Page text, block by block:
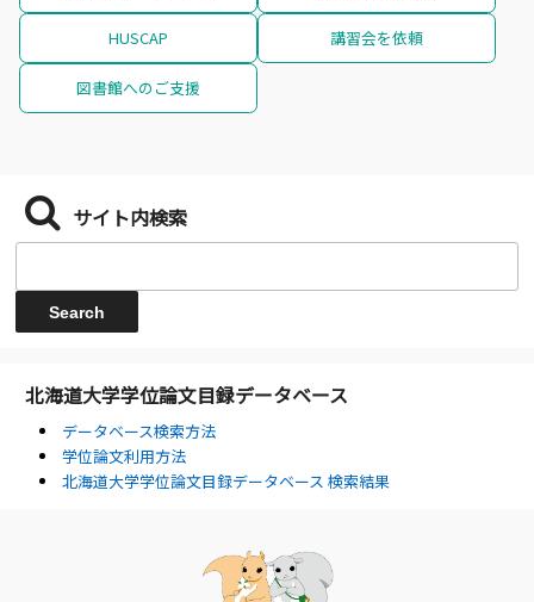
HUSCAP 講習会を依頼
図書館へのご支援
サイト内検索
北海道大学学位論文目録データベース
データベース検索方法
学位論文利用方法
北海道大学学位論文目録データベース 検索結果